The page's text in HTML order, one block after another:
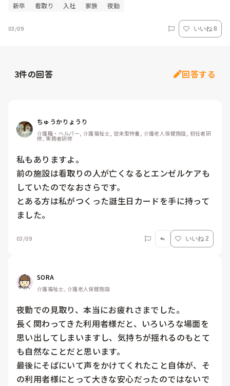
新卒 看取り 入社 家族 夜勤
03/09 いいね 8
3件の回答 回答する
ちゅうかりょうり
介護職・ヘルパー, 介護福祉士, 従来型特養, 介護老人保健施設, 初任者研
修, 実務者研修
私もありますよ。
前の施設は看取りの人が亡くなるとエンゼルケアも
していたのでなおさらです。
とある方は私がつくった誕生日カードを手に持って
ました。
03/09 いいね 2
SORA
介護福祉士, 介護老人保健施設
夜勤での見取り、本当にお疲れさまでした。
長く関わってきた利用者様だと、いろいろな場面を
思い出してしまいますし、気持ちが揺れるのもとて
も自然なことだと思います。
最後にそばにいて声をかけてくれたこと自体が、そ
の利用者様にとって大きな安心だったのではないで